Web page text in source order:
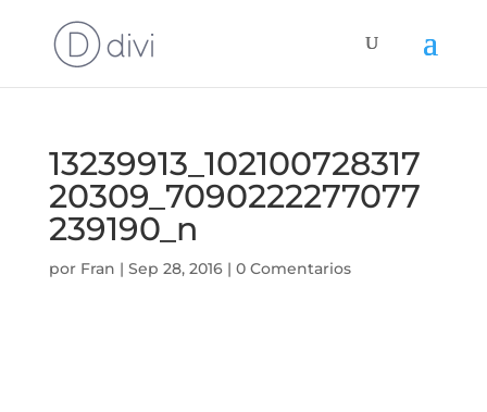
13239913_102100728317
20309_7090222277077
239190_n
por Fran | Sep 28, 2016| 0 Comentarios